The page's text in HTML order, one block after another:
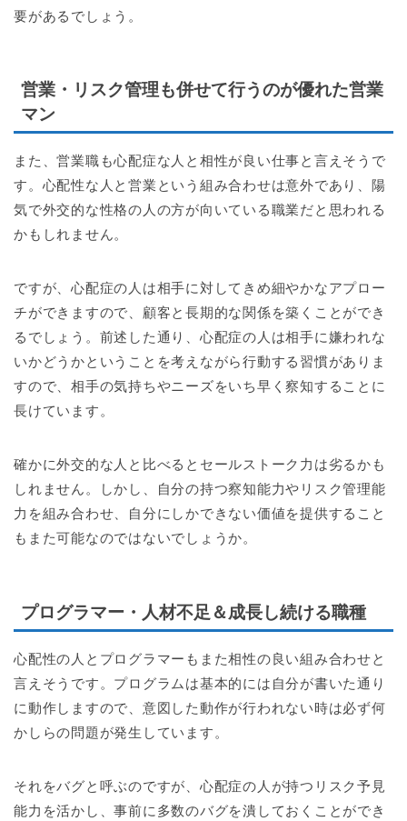
要があるでしょう。
営業・リスク管理も併せて行うのが優れた営業
マン
また、営業職も心配症な人と相性が良い仕事と言えそうで
す。心配性な人と営業という組み合わせは意外であり、陽
気で外交的な性格の人の方が向いている職業だと思われる
かもしれません。
ですが、心配症の人は相手に対してきめ細やかなアプロー
チができますので、顧客と長期的な関係を築くことができ
るでしょう。前述した通り、心配症の人は相手に嫌われな
いかどうかということを考えながら行動する習慣がありま
すので、相手の気持ちやニーズをいち早く察知することに
長けています。
確かに外交的な人と比べるとセールストーク力は劣るかも
しれません。しかし、自分の持つ察知能力やリスク管理能
力を組み合わせ、自分にしかできない価値を提供すること
もまた可能なのではないでしょうか。
プログラマー・人材不足＆成長し続ける職種
心配性の人とプログラマーもまた相性の良い組み合わせと
言えそうです。プログラムは基本的には自分が書いた通り
に動作しますので、意図した動作が行われない時は必ず何
かしらの問題が発生しています。
それをバグと呼ぶのですが、心配症の人が持つリスク予見
能力を活かし、事前に多数のバグを潰しておくことができ